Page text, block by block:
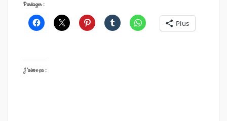
Partager :
Plus
J’aime ça :